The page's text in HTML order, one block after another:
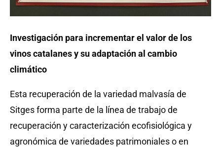
Investigación para incrementar el valor de los
vinos catalanes y su adaptación al cambio
climático
Esta recuperación de la variedad malvasía de
Sitges forma parte de la línea de trabajo de
recuperación y caracterización ecofisiológica y
agronómica de variedades patrimoniales o en